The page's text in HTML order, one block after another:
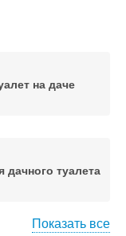
на даче
дачного туалета
Показать все